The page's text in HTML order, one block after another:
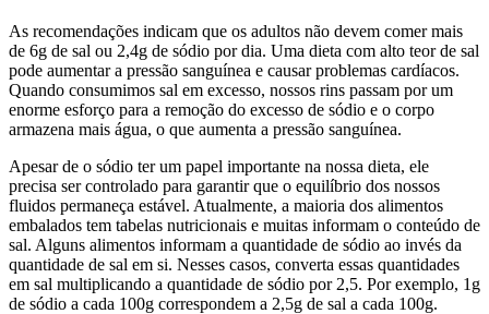
As recomendações indicam que os adultos não devem comer mais
de 6g de sal ou 2,4g de sódio por dia. Uma dieta com alto teor de sal
pode aumentar a pressão sanguínea e causar problemas cardíacos.
Quando consumimos sal em excesso, nossos rins passam por um
enorme esforço para a remoção do excesso de sódio e o corpo
armazena mais água, o que aumenta a pressão sanguínea.
Apesar de o sódio ter um papel importante na nossa dieta, ele
precisa ser controlado para garantir que o equilíbrio dos nossos
fluidos permaneça estável. Atualmente, a maioria dos alimentos
embalados tem tabelas nutricionais e muitas informam o conteúdo de
sal. Alguns alimentos informam a quantidade de sódio ao invés da
quantidade de sal em si. Nesses casos, converta essas quantidades
em sal multiplicando a quantidade de sódio por 2,5. Por exemplo, 1g
de sódio a cada 100g correspondem a 2,5g de sal a cada 100g.